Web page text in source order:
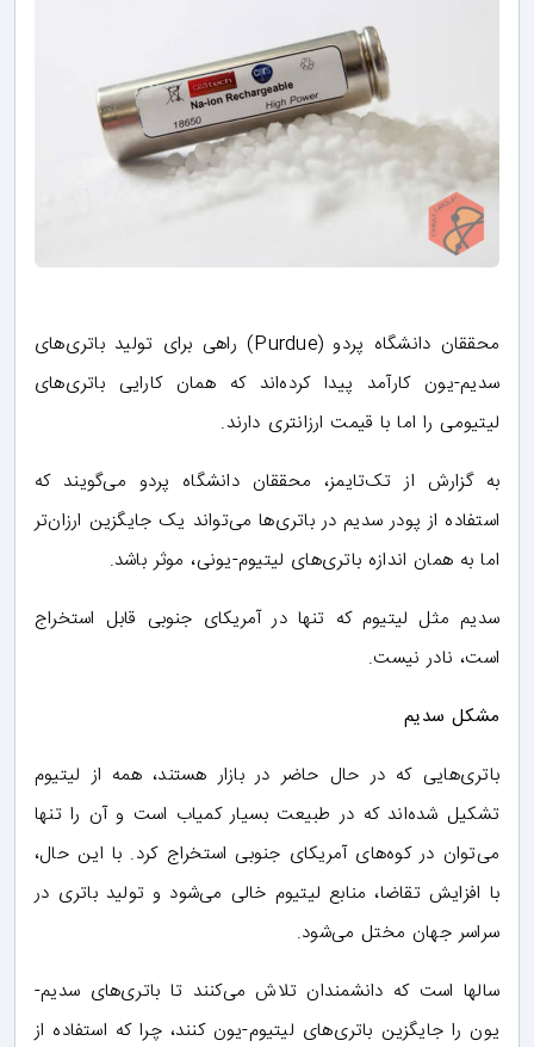
محققان دانشگاه پردو (Purdue) راهی برای تولید باتری‌های
سدیم-یون کارآمد پیدا کرده‌اند که همان کارایی باتری‌های
لیتیومی را اما با قیمت ارزانتری دارند.
به گزارش از تک‌تایمز، محققان دانشگاه پردو می‌گویند که
استفاده از پودر سدیم در باتری‌ها می‌تواند یک جایگزین ارزان‌تر
اما به همان اندازه باتری‌های لیتیوم-یونی، موثر باشد.
سدیم مثل لیتیوم که تنها در آمریکای جنوبی قابل استخراج
است، نادر نیست.
مشکل سدیم
باتری‌هایی که در حال حاضر در بازار هستند، همه از لیتیوم
تشکیل شده‌اند که در طبیعت بسیار کمیاب است و آن را تنها
می‌توان در کوه‌های آمریکای جنوبی استخراج کرد. با این حال،
با افزایش تقاضا، منابع لیتیوم خالی می‌شود و تولید باتری در
سراسر جهان مختل می‌شود.
سالها است که دانشمندان تلاش می‌کنند تا باتری‌های سدیم-
یون را جایگزین باتری‌های لیتیوم-یون کنند، چرا که استفاده از